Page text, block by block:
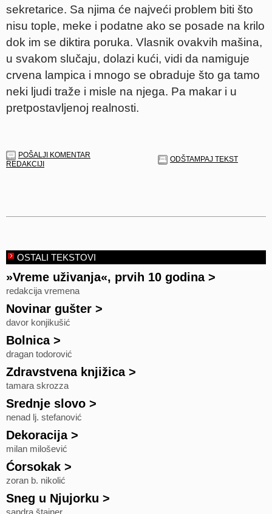
sekretarice. Sa njima će najveći problem biti što
nisu tople, meke i podatne ako se posade na krilo
dok im se diktira poruka. Vlasnik ovakvih mašina,
u svakom slučaju, dolazi kući, vidi da namiguje
crvena lampica i mnogo se obraduje što ga tamo
neki ljudi traže i misle na njega. Pa makar i u
pretpostavljenoj realnosti.
POŠALJI KOMENTAR
REDAKCIJI
ODŠTAMPAJ TEKST
OSTALI TEKSTOVI
»Vreme uživanja«, prvih 10 godina>
redakcija vremena
Novinar gušter >
davor konjikušić
Bolnica>
dragan todorović
Zdravstvena knjižica>
tamara skrozza
Srednje slovo >
nenad lj. stefanović
Dekoracija>
milan milošević
Ćorsokak >
zoran b. nikolić
Sneg u Njujorku >